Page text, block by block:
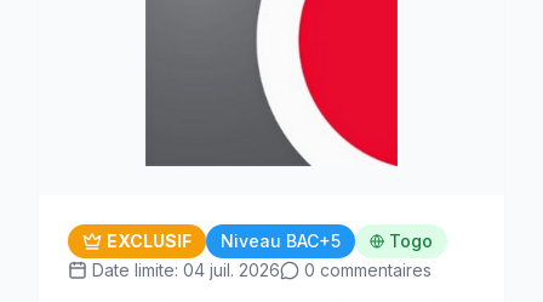
EXCLUSIF Niveau BAC+5
Togo
Date limite: 04 juil. 2026
0 commentaires